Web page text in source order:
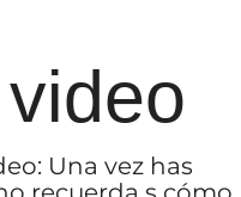
Una vez has